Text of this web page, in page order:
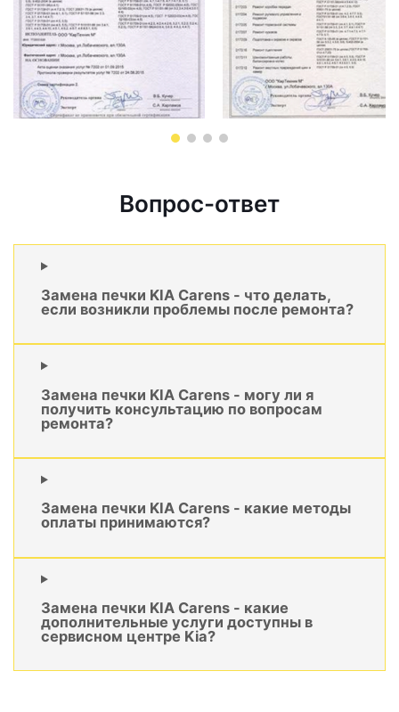
Вопрос-ответ
Замена печки KIA Carens - что делать,
если возникли проблемы после ремонта?
Замена печки KIA Carens - могу ли я
получить консультацию по вопросам
ремонта?
Замена печки KIA Carens - какие методы
оплаты принимаются?
Замена печки KIA Carens - какие
дополнительные услуги доступны в
сервисном центре Kia?